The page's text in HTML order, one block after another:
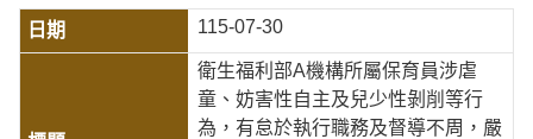
115-07-30
衛生福利部A機構所屬保育員涉虐
童、妨害性自主及兒少性剝削等行
為，有怠於執行職務及督導不周，嚴